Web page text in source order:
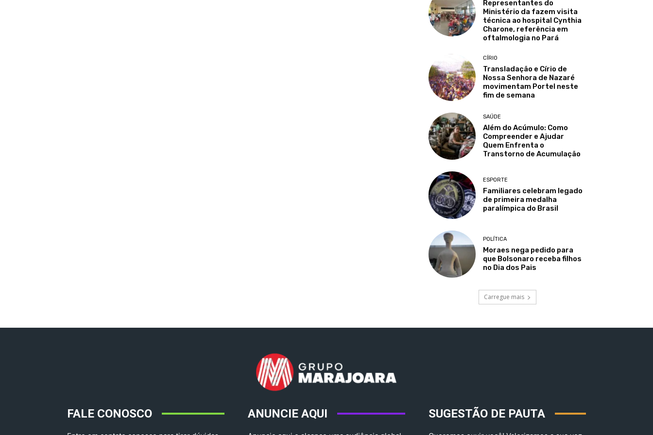
Representantes do
Ministério da fazem visita
técnica ao hospital Cynthia
Charone, referência em
oftalmologia no Pará
CÍRIO
Transladação e Círio de
Nossa Senhora de Nazaré
movimentam Portel neste
fim de semana
SAÚDE
Além do Acúmulo: Como
Compreender e Ajudar
Quem Enfrenta o
Transtorno de Acumulação
ESPORTE
Familiares celebram legado
de primeira medalha
paralímpica do Brasil
POLÍTICA
Moraes nega pedido para
que Bolsonaro receba filhos
no Dia dos Pais
Carregue mais
FALE CONOSCO ANUNCIE AQUI SUGESTÃO DE PAUTA